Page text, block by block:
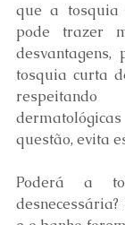
que a
pode trazer
tosquia curta
questão, evita
Poderá a